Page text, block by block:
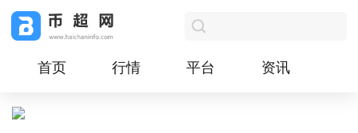
首页 行情 平台 资讯